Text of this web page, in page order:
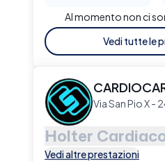
Al momento non ci
Vedi tutte le
Via San Pio X -
Holter
Vedi altre prestazioni